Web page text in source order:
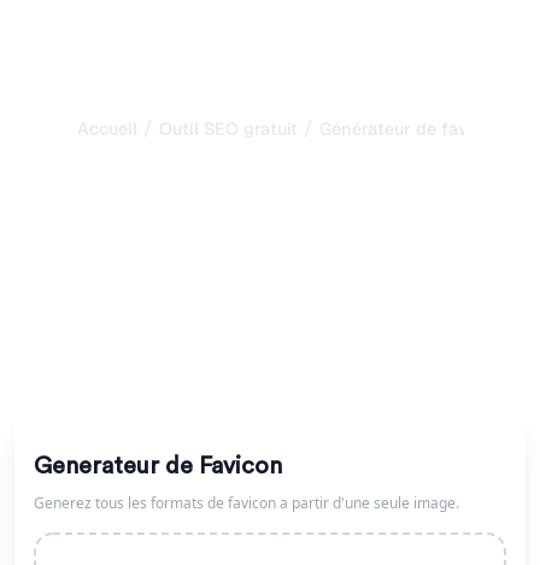
Accueil / Outil SEO gratuit / Générateur de favicon
Generateur de Favicon
Generez tous les formats de favicon a partir d'une seule image.